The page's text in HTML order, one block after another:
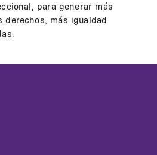
para generar más
derechos, más igualdad